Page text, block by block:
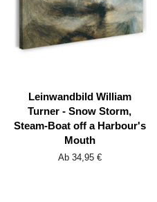
Leinwandbild William
Turner - Snow Storm,
Steam-Boat off a Harbour's
Mouth
Ab 34,95 €